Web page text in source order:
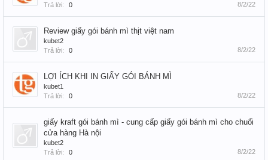
Trả lời:
0 8/2/22
Review giấy gói bánh mì thịt việt nam
kubet2
Trả lời:
0 8/2/22
LỢI ÍCH KHI IN GIẤY GÓI BÁNH MÌ
kubet1
Trả lời:
0 8/2/22
giấy kraft gói bánh mì - cung cấp giấy gói bánh mì cho chuổi
cửa hàng Hà nội
kubet2
Trả lời:
0 8/2/22